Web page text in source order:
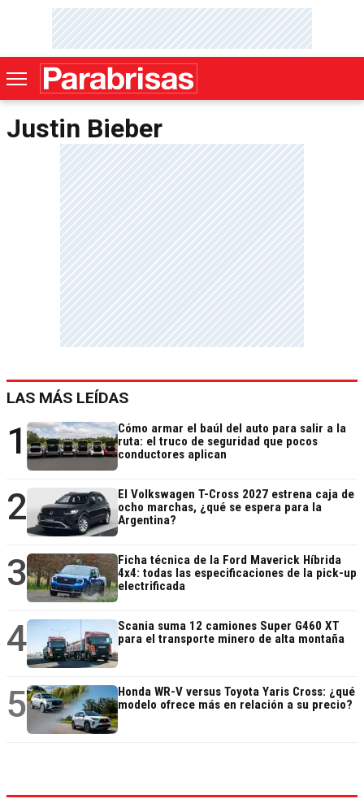
Justin Bieber
LAS MÁS LEÍDAS
1
Cómo armar el baúl del auto para salir a la
ruta: el truco de seguridad que pocos
conductores aplican
2
El Volkswagen T-Cross 2027 estrena caja de
ocho marchas, ¿qué se espera para la
Argentina?
3
Ficha técnica de la Ford Maverick Híbrida
4x4: todas las especificaciones de la pick-up
electrificada
4
Scania suma 12 camiones Super G460 XT
para el transporte minero de alta montaña
5
Honda WR-V versus Toyota Yaris Cross: ¿qué
modelo ofrece más en relación a su precio?